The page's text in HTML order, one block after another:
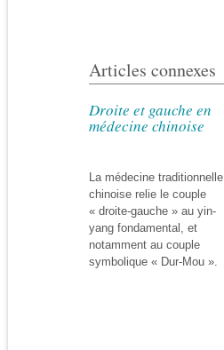
Articles connexes
Droite et gauche en
médecine chinoise
La médecine traditionnelle
chinoise relie le couple
« droite-gauche » au yin-
yang fondamental, et
notamment au couple
symbolique « Dur-Mou ».